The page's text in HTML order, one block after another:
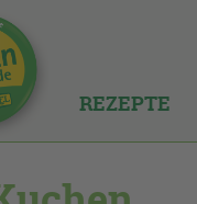
REZEPTE